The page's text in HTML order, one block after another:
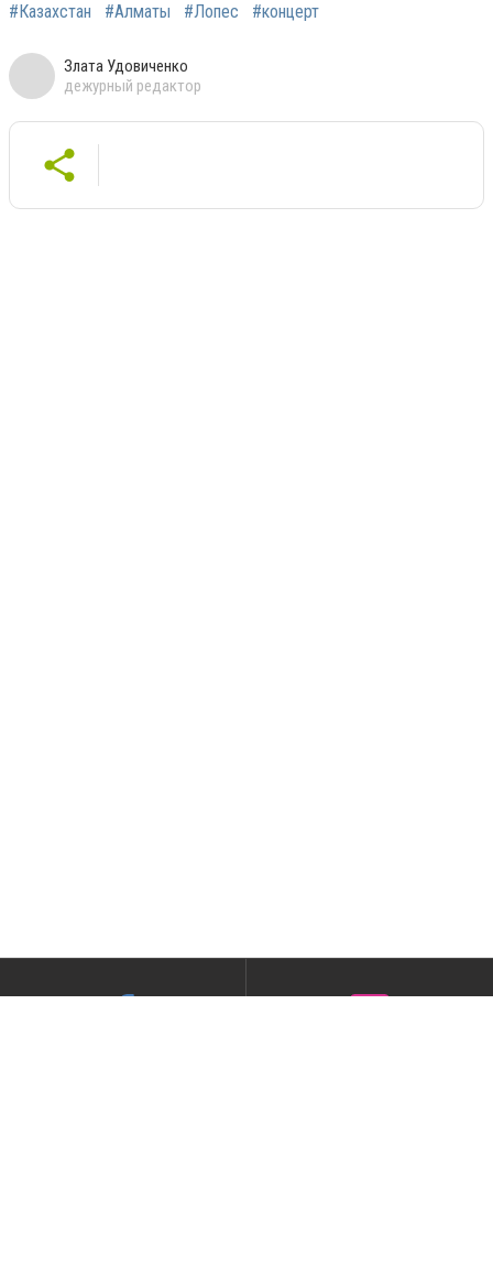
#Казахстан #Алматы #Лопес #концерт
Злата Удовиченко
дежурный редактор